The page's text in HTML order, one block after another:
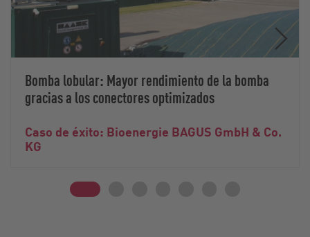
Bomba lobular: Mayor rendimiento de la bomba
gracias a los conectores optimizados
Caso de éxito: Bioenergie BAGUS GmbH & Co.
KG